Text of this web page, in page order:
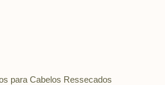
para Cabelos Ressecados